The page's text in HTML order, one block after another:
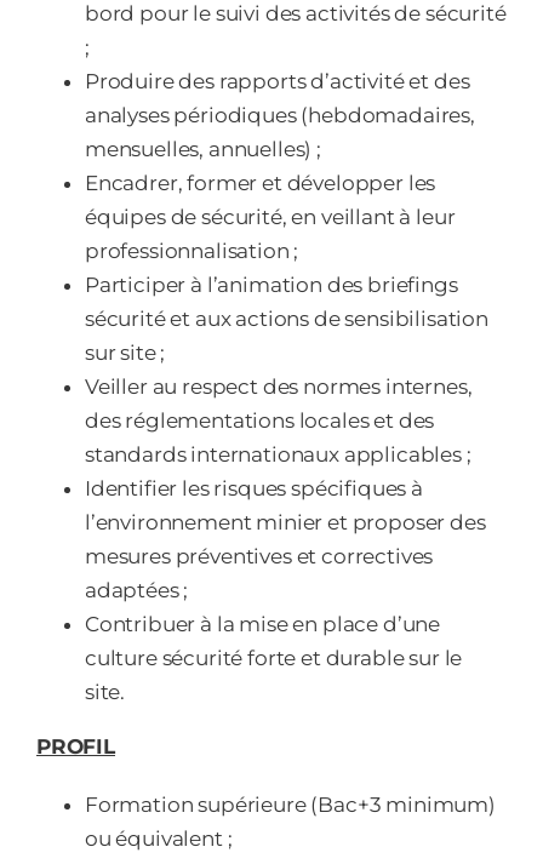
bord pour le suivi des activités de sécurité
;
Produire des rapports d’activité et des
analyses périodiques (hebdomadaires,
mensuelles, annuelles) ;
Encadrer, former et développer les
équipes de sécurité, en veillant à leur
professionnalisation ;
Participer à l’animation des briefings
sécurité et aux actions de sensibilisation
sur site ;
Veiller au respect des normes internes,
des réglementations locales et des
standards internationaux applicables ;
Identifier les risques spécifiques à
l’environnement minier et proposer des
mesures préventives et correctives
adaptées ;
Contribuer à la mise en place d’une
culture sécurité forte et durable sur le
site.
PROFIL
Formation supérieure (Bac+3 minimum)
ou équivalent ;